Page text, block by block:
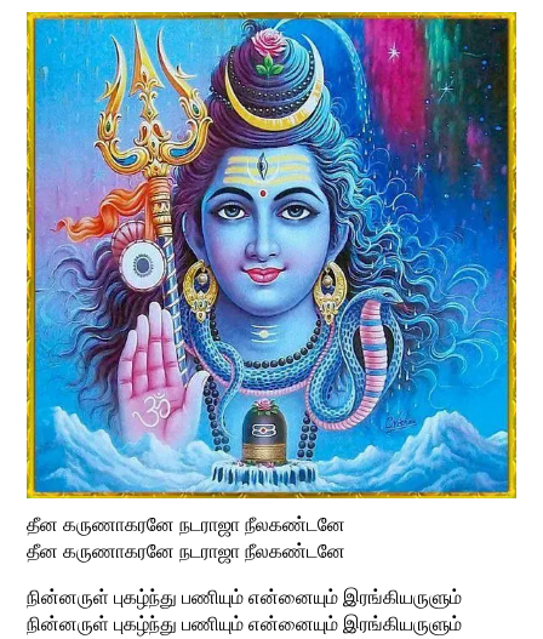
தீன கருணாகரனே நடராஜா நீலகண்டனே
தீன கருணாகரனே நடராஜா நீலகண்டனே
நின்னருள் புகழ்ந்து பணியும் என்னையும் இரங்கியருளும்
நின்னருள் புகழ்ந்து பணியும் என்னையும் இரங்கியருளும்